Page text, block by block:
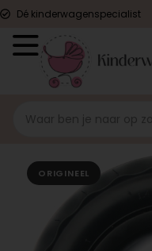
Dé kinderwagenspecialist
ORIGINEEL